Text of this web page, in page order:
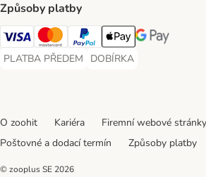
Způsoby platby
Visa Payment Method
Mastercard Payment Method
PayPal Payment Method
Apple pay Payment
GooglePay
PLATBA PŘEDEM
PLATBA PŘEDEM Payment Method
DOBÍRKA
DOBÍRKA Payment Method
O zoohit Kariéra Firemní webové stránky
Poštovné a dodací termín
Způsoby platby
© zooplus SE 2026